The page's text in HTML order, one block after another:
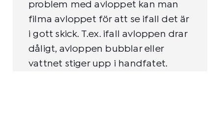
problem med avloppet kan man
filma avloppet för att se ifall det är
i gott skick. T.ex. ifall avloppen drar
dåligt, avloppen bubblar eller
vattnet stiger upp i handfatet.